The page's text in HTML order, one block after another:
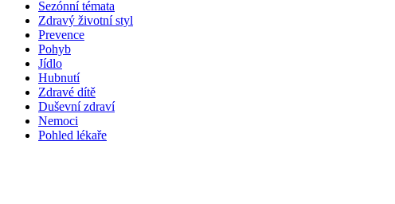
Sezónní témata
Zdravý životní styl
Prevence
Pohyb
Jídlo
Hubnutí
Zdravé dítě
Duševní zdraví
Nemoci
Pohled lékaře